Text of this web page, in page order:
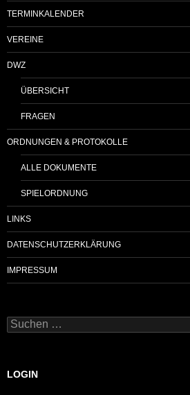
TERMINKALENDER
VEREINE
DWZ
ÜBERSICHT
FRAGEN
ORDNUNGEN & PROTOKOLLE
ALLE DOKUMENTE
SPIELORDNUNG
LINKS
DATENSCHUTZERKLÄRUNG
IMPRESSUM
Suchen
nach:
LOGIN